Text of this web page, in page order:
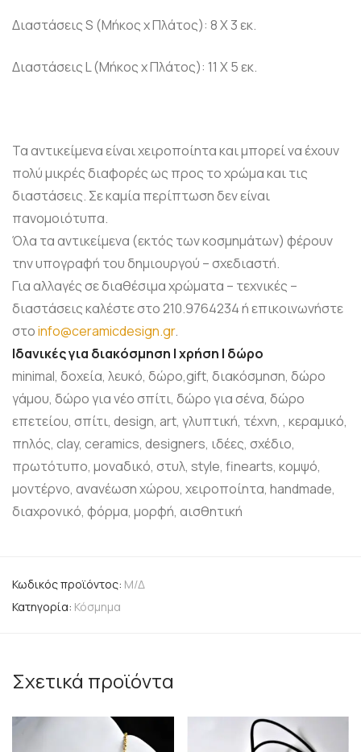
Διαστάσεις S (Μήκος x Πλάτος): 8 X 3 εκ.
Διαστάσεις L (Μήκος x Πλάτος): 11 X 5 εκ.
Τα αντικείμενα είναι χειροποίητα και μπορεί να έχουν
πολύ μικρές διαφορές ως προς το χρώμα και τις
διαστάσεις. Σε καμία περίπτωση δεν είναι
πανομοιότυπα.
Όλα τα αντικείμενα (εκτός των κοσμημάτων) φέρουν
την υπογραφή του δημιουργού – σχεδιαστή.
Για αλλαγές σε διαθέσιμα χρώματα – τεχνικές –
διαστάσεις καλέστε στο 210.9764234 ή επικοινωνήστε
στοinfo@ceramicdesign.gr.
Ιδανικές για διακόσμηση | χρήση | δώρο
minimal, δοχεία, λευκό, δώρο,gift, διακόσμηση, δώρο
γάμου, δώρο για νέο σπίτι, δώρο για σένα, δώρο
επετείου, σπίτι, design, art, γλυπτική, τέχνη, , κεραμικό,
πηλός, clay, ceramics, designers, ιδέες, σχέδιο,
πρωτότυπο, μοναδικό, στυλ, style, finearts, κομψό,
μοντέρνο, ανανέωση χώρου, χειροποίητα, handmade,
διαχρονικό, φόρμα, μορφή, αισθητική
Κωδικός προϊόντος: Μ/Δ
Κατηγορία: Κόσμημα
Σχετικά προϊόντα